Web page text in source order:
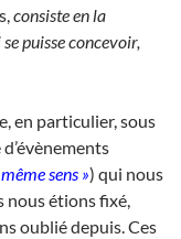
consiste en la
puisse concevoir,
en particulier, sous
sens ») qui nous
étions fixé,
oublié depuis. Ces